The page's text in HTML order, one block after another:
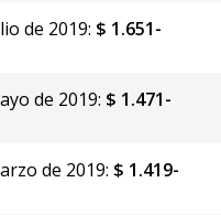
de 2019: $ 1.651-
de 2019: $ 1.471-
de 2019: $ 1.419-